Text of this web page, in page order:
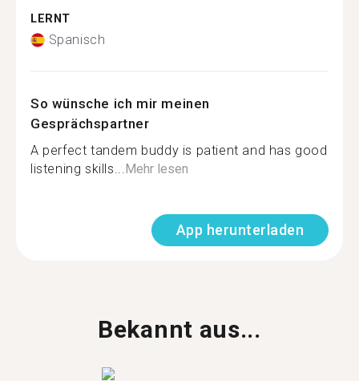
LERNT
Spanisch
So wünsche ich mir meinen
Gesprächspartner
A perfect tandem buddy is patient and has good
listening skills...Mehr lesen
App herunterladen
Bekannt aus...